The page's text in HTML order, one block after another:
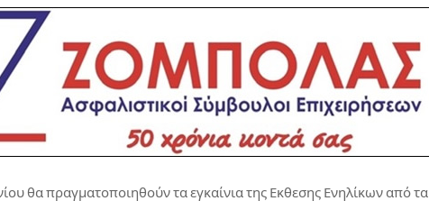
θα πραγματοποιηθούν τα εγκαίνια της Εκθεσης Ενηλίκων από τα